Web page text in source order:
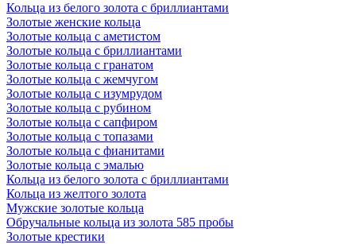
Кольца из белого золота с бриллиантами
Золотые женские кольца
Золотые кольца с аметистом
Золотые кольца с бриллиантами
Золотые кольца с гранатом
Золотые кольца с жемчугом
Золотые кольца с изумрудом
Золотые кольца с рубином
Золотые кольца с сапфиром
Золотые кольца с топазами
Золотые кольца с фианитами
Золотые кольца с эмалью
Кольца из белого золота с бриллиантами
Кольца из желтого золота
Мужские золотые кольца
Обручальные кольца из золота 585 пробы
Золотые крестики